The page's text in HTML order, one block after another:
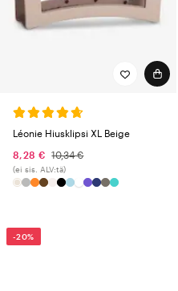
Léonie Hiusklipsi XL Beige
8,28 €
10,34 €
(ei sis. ALV:tä)
-20%